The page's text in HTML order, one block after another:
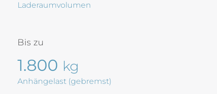
Laderaumvolumen
Bis zu
1.800 kg
Anhängelast (gebremst)